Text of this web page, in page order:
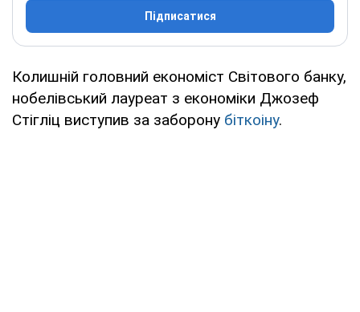
Підписатися
Колишній головний економіст Світового банку,
нобелівський лауреат з економіки Джозеф
Стігліц виступив за заборону біткоіну.